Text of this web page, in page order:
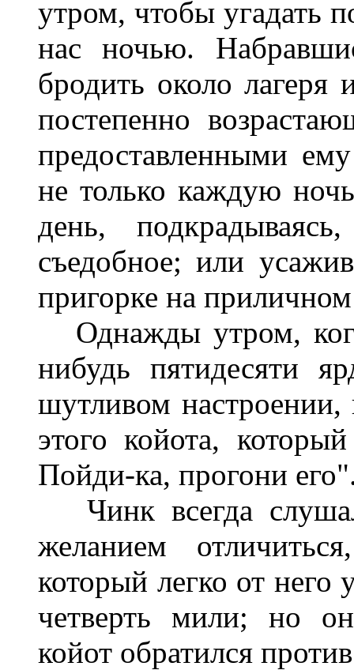
утром, чтобы угадать
нас ночью.
бродить около лагеря
постепенно
предоставленными
не только каждую
день,
съедобное; или
пригорке на
Однажды утром,
нибудь пятидесяти
шутливом
этого койота,
Пойди-ка, прогони
Чинк всегда
желанием
который легко от него
четверть мили; но
койот обратился